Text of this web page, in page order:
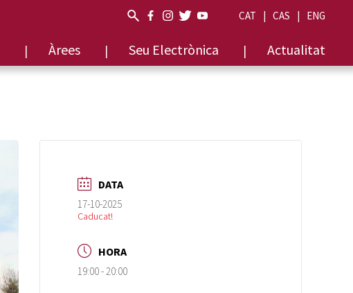
CAT CAS ENG
Àrees Seu Electrònica Actualitat
DATA
17-10-2025
Caducat!
HORA
19:00 - 20:00